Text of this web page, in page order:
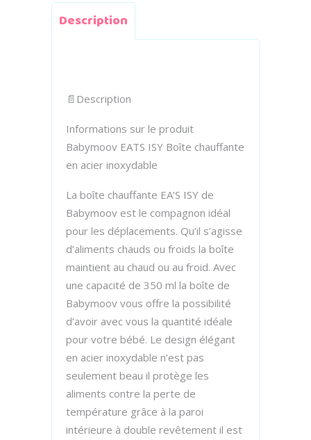
Description
📄​Description
Informations sur le produit
Babymoov EATS ISY Boîte chauffante
en acier inoxydable
La boîte chauffante EA’S ISY de
Babymoov est le compagnon idéal
pour les déplacements. Qu’il s’agisse
d’aliments chauds ou froids la boîte
maintient au chaud ou au froid. Avec
une capacité de 350 ml la boîte de
Babymoov vous offre la possibilité
d’avoir avec vous la quantité idéale
pour votre bébé. Le design élégant
en acier inoxydable n’est pas
seulement beau il protège les
aliments contre la perte de
température grâce à la paroi
intérieure à double revêtement il est